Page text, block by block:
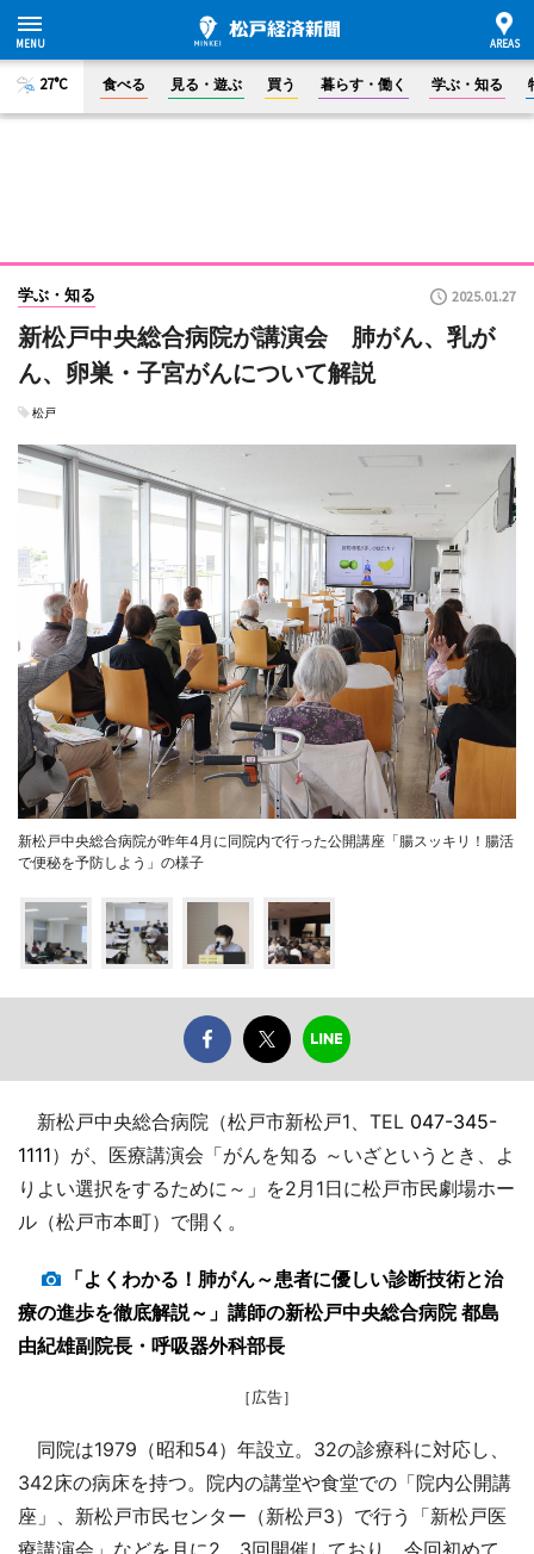
27°C 食べる 見る・遊ぶ 買う 暮らす・働く 学ぶ・知る
学ぶ・知る 2025.01.27
新松戸中央総合病院が講演会 肺がん、乳が
ん、卵巣・子宮がんについて解説
松戸
新松戸中央総合病院が昨年4月に同院内で行った公開講座「腸スッキリ！腸活
で便秘を予防しよう」の様子
新松戸中央総合病院（松戸市新松戸1、TEL 047-345-
1111）が、医療講演会「がんを知る ～いざというとき、よ
りよい選択をするために～」を2月1日に松戸市民劇場ホー
ル（松戸市本町）で開く。
「よくわかる！肺がん～患者に優しい診断技術と治
療の進歩を徹底解説～」講師の新松戸中央総合病院 都島
由紀雄副院長・呼吸器外科部長
［広告］
同院は1979（昭和54）年設立。32の診療科に対応し、
342床の病床を持つ。院内の講堂や食堂での「院内公開講
座」、新松戸市民センター（新松戸3）で行う「新松戸医
療講演会」などを月に2、3回開催しており、今回初めて